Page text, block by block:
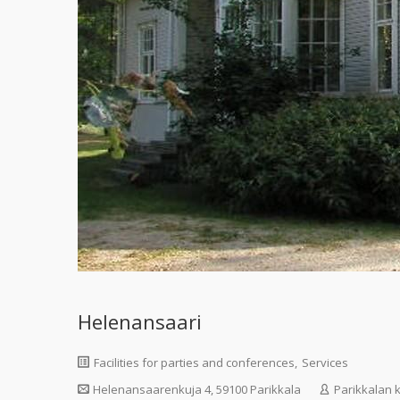
Helenansaari
Facilities for parties and conferences, Services
Helenansaarenkuja 4, 59100 Parikkala
Parikkalan